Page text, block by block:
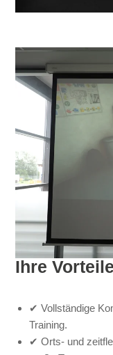
Ihre
✔ Vollständige
Training.
✔ Orts- und